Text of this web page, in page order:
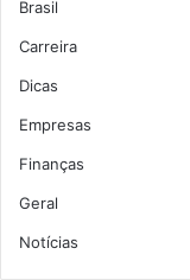
Brasil
Carreira
Dicas
Empresas
Finanças
Geral
Notícias